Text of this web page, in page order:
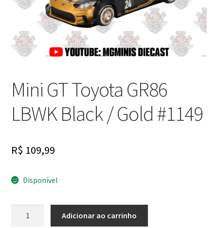
Finalizar Compra
Dúvidas
Mini GT Toyota GR86
LBWK Black / Gold #1149
R$ 109,99
Disponível
Adicionar ao carrinho